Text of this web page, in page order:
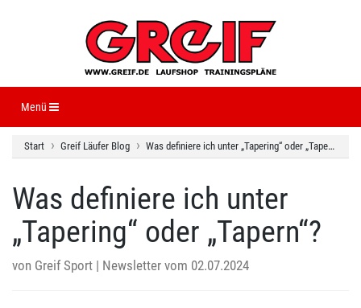
Menü Navigation ein-/ausblenden
Start Greif Läufer Blog Was definiere ich unter „Tapering“ oder „Tapern“?
Was definiere ich unter
„Tapering“ oder „Tapern“?
von Greif Sport | Newsletter vom 02.07.2024